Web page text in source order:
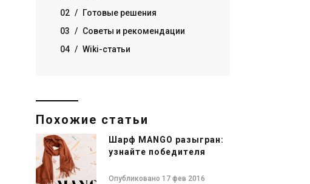
02 /
Готовые решения
03 / Советы и рекомендации
04 / Wiki-статьи
Похожие статьи
Шарф MANGO разыгран:
узнайте победителя
Опубликовано 17 фев 2016